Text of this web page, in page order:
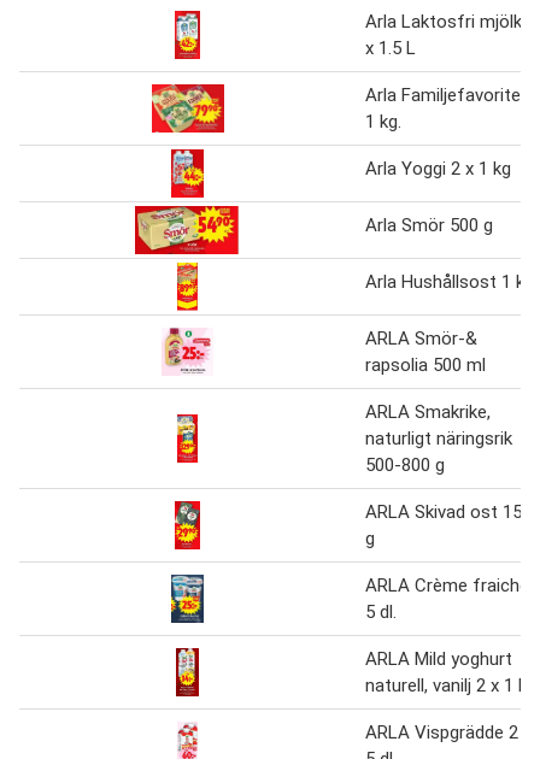
Arla Laktosfri mjölk 2
x 1.5 L
Arla Familjefavoriter
1 kg.
Arla Yoggi 2 x 1 kg
Arla Smör 500 g
Arla Hushållsost 1 kg.
ARLA Smör-&
rapsolia 500 ml
ARLA Smakrike,
naturligt näringsrik
500-800 g
ARLA Skivad ost 150
g
ARLA Crème fraiche
5 dl.
ARLA Mild yoghurt
naturell, vanilj 2 x 1 kg
ARLA Vispgrädde 2 x